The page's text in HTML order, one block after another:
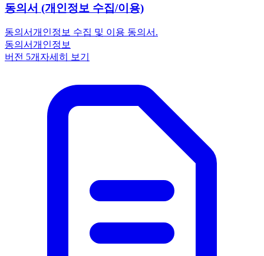
동의서 (개인정보 수집/이용)
동의서개인정보 수집 및 이용 동의서.
동의서개인정보
버전 5개 자세히 보기